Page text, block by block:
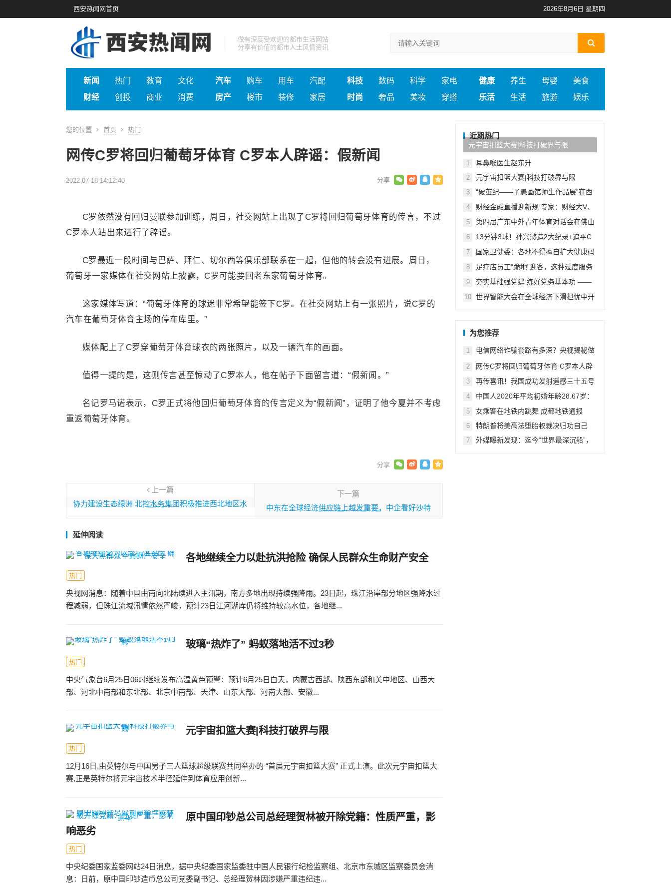
西安热闻网首页 2026年8月6日 星期四
做有深度受欢迎的都市生活网站
分享有价值的都市人土风情资讯
新闻 热门 教育
文化
财经
创投 商业 消费
汽车 购车 用车
汽配
房产
楼市 装修 家居
科技 数码 科学
家电
时尚
奢品 美妆 穿搭
健康 养生 母婴
美食
乐活
生活 旅游 娱乐
您的位置 首页 热门
网传C罗将回归葡萄牙体育 C罗本人辟谣：假新闻
2022-07-18 14:12:40
C罗依然没有回归曼联参加训练，周日，社交网站上出现了C罗将回归葡萄牙体育的传言，不过
C罗本人站出来进行了辟谣。
C罗最近一段时间与巴萨、拜仁、切尔西等俱乐部联系在一起，但他的转会没有进展。周日，
葡萄牙一家媒体在社交网站上披露，C罗可能要回老东家葡萄牙体育。
这家媒体写道：“葡萄牙体育的球迷非常希望能签下C罗。在社交网站上有一张照片，说C罗的
汽车在葡萄牙体育主场的停车库里。”
媒体配上了C罗穿葡萄牙体育球衣的两张照片，以及一辆汽车的画面。
值得一提的是，这则传言甚至惊动了C罗本人，他在帖子下面留言道：“假新闻。”
名记罗马诺表示，C罗正式将他回归葡萄牙体育的传言定义为“假新闻”，证明了他今夏并不考虑
重返葡萄牙体育。
上一篇
协力建设生态绿洲 北控水务集团积极推进西北地区水
资源保护
下一篇
中东在全球经济供应链上越发重要，中企看好沙特
和阿联酋的投资前景
延伸阅读
各地继续全力以赴抗洪抢险 确保人民群众生命财产安全
热门
央视网消息：随着中国由南向北陆续进入主汛期，南方多地出现持续强降雨。23日起，珠江沿岸部分地区强降水过
程减弱，但珠江流域汛情依然严峻，预计23日江河湖库仍将维持较高水位，各地继...
玻璃“热炸了” 蚂蚁落地活不过3秒
热门
中央气象台6月25日06时继续发布高温黄色预警：预计6月25日白天，内蒙古西部、陕西东部和关中地区、山西大
部、河北中南部和东北部、北京中南部、天津、山东大部、河南大部、安徽...
元宇宙扣篮大赛|科技打破界与限
热门
12月16日,由英特尔与中国男子三人篮球超级联赛共同举办的 “首届元宇宙扣篮大赛” 正式上演。此次元宇宙扣篮大
赛,正是英特尔将元宇宙技术半径延伸到体育应用创新...
原中国印钞总公司总经理贺林被开除党籍：性质严重，影
响恶劣
热门
中央纪委国家监委网站24日消息，据中央纪委国家监委驻中国人民银行纪检监察组、北京市东城区监察委员会消
息：日前，原中国印钞造币总公司党委副书记、总经理贺林因涉嫌严重违纪违...
近期热门
元宇宙扣篮大赛|科技打破界与限
1 耳鼻喉医生赵东升
2 元宇宙扣篮大赛|科技打破界与限
3
“破茧纪——子愚画馆师生作品展”在西
4
财经金融直播迎新规 专家：财经大V、
5
第四届广东中外青年体育对话会在佛山
6
13分钟3球！孙兴慜造2大纪录+追平C
7
国家卫健委：各地不得擅自扩大健康码
8
足疗店员工“跪地”迎客，这种过度服务
9
夯实基础强党建 练好党务基本功 ——
者培训班
10 世界智能大会在全球经济下滑担忧中开
为您推荐
1
电信网络诈骗套路有多深？央视揭秘做
2
网传C罗将回归葡萄牙体育 C罗本人辟
3
再传喜讯！我国成功发射遥感三十五号
4
中国人2020年平均初婚年龄28.67岁：
5 女乘客在地铁内跳舞 成都地铁通报
6 特朗普将美高法堕胎权裁决归功自己
7
外媒曝新发现：迄今“世界最深沉船”，